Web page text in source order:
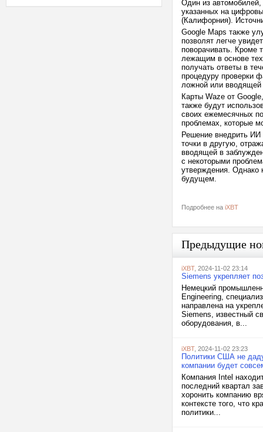
Один из автомобилей,
указанных на
(Калифорния).
Google Maps также
позволят легче
поворачивать. Кроме
лежащим в основе
получать ответы в
процедуру проверки
ложной или
Карты Waze от
также будут
своих ежемесячных
проблемах, которые
Решение внедрить ИИ
точки в другую,
вводящей в
с некоторыми
утверждения. Однако
будущем.
Подробнее на iXBT
Предыдущие
iXBT, 2024-11-02 23:14
Siemens укрепляет
Немецкий
Engineering,
направлена на
Siemens, известный
оборудования, в...
iXBT, 2024-11-02 23:23
Политики США не
компании будет
Компания Intel
последний квартал
хоронить компанию
контексте того, что
политики...